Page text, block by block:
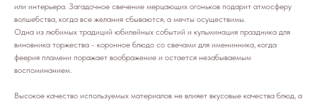
или интерьера. Загадочное свечение мерцающих огоньков подарит атмосферу
волшебства, когда все желания сбываются, а мечты осуществимы.
Одна из любимых традиций юбилейных событий и кульминация праздника для
виновника торжества - коронное блюдо со свечами для именинника, когда
феерия пламени поражает воображение и остается незабываемым
воспоминанием.
Высокое качество используемых материалов не влияет вкусовые качества блюд, а